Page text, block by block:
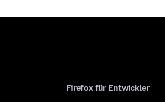
Firefox für Entwickler